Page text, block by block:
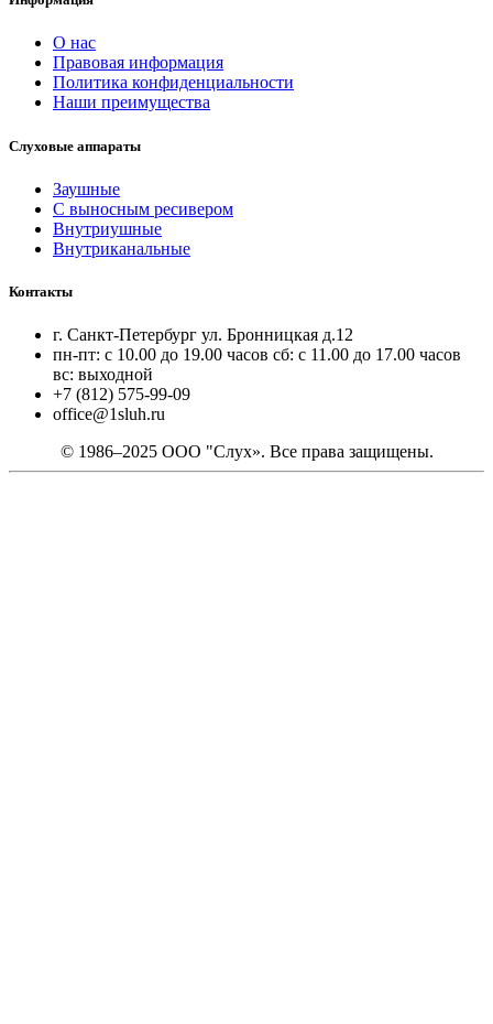
О нас
Правовая информация
Политика конфиденциальности
Наши преимущества
Слуховые аппараты
Заушные
С выносным ресивером
Внутриушные
Внутриканальные
Контакты
г. Санкт-Петербург ул. Бронницкая д.12
пн-пт: с 10.00 до 19.00 часов сб: с 11.00 до 17.00 часов
вс: выходной
+7 (812) 575-99-09
office@1sluh.ru
© 1986–2025 ООО "Слух». Все права защищены.